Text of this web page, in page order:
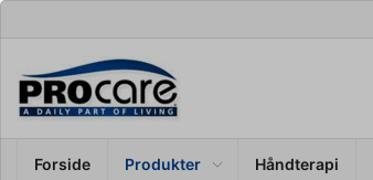
Forside Produkter Håndterapi